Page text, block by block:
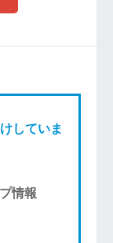
していま
情報